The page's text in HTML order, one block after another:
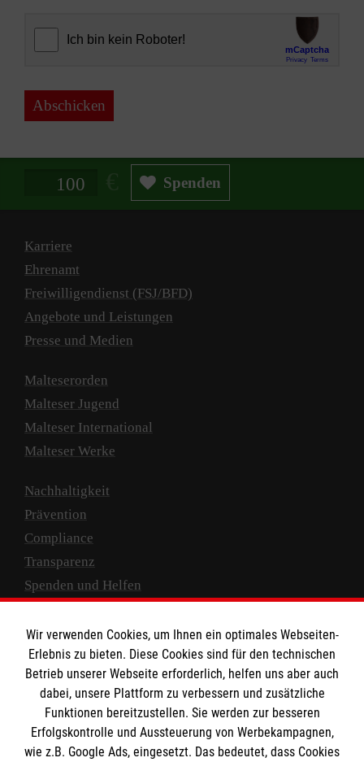
Abschicken
Spendenbetrag in Euro Spenden
Karriere
Ehrenamt
Freiwilligendienst (FSJ/BFD)
Angebote und Leistungen
Presse und Medien
Malteserorden
Malteser Jugend
Malteser International
Malteser Werke
Nachhaltigkeit
Prävention
Compliance
Transparenz
Spenden und Helfen
Empfänger: Malteser Hilfsdienst e.V.
IBAN: DE10 3706 0120 1201 2000 12
BIC: GENODED 1PA7
Wir verwenden Cookies, um Ihnen ein optimales Webseiten-
Erlebnis zu bieten. Diese Cookies sind für den technischen
Betrieb unserer Webseite erforderlich, helfen uns aber auch
dabei, unsere Plattform zu verbessern und zusätzliche
Funktionen bereitzustellen. Sie werden zur besseren
Erfolgskontrolle und Aussteuerung von Werbekampagnen,
wie z.B. Google Ads, eingesetzt. Das bedeutet, dass Cookies